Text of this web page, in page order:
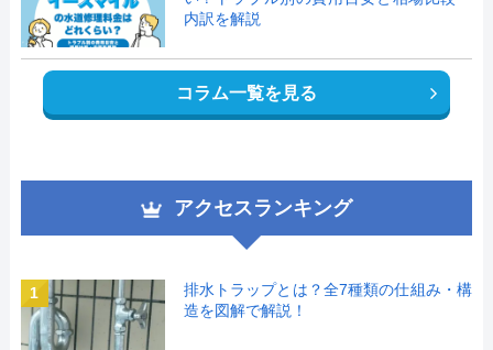
内訳を解説
コラム一覧を見る
アクセスランキング
1
排水トラップとは？全7種類の仕組み・構
造を図解で解説！